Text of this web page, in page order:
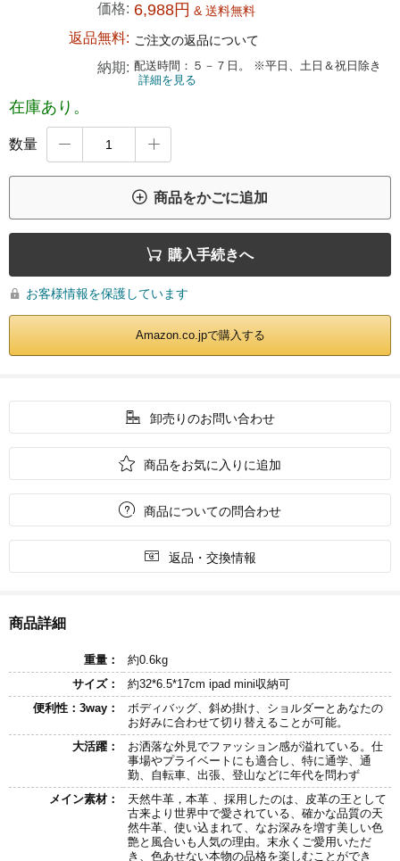
価格: 6,988円 & 送料無料
返品無料: ご注文の返品について
納期: 配送時間：５－７日。 ※平日、土日＆祝日除き
詳細を見る
在庫あり。
数量  
 商品をかごに追加
 購入手続きへ
 お客様情報を保護しています
Amazon.co.jpで購入する
 卸売りのお問い合わせ
 商品をお気に入りに追加
 商品についての問合わせ
 返品・交換情報
商品詳細
重量：
約0.6kg
サイズ：
約32*6.5*17cm ipad mini収納可
便利性：3way：
ボディバッグ、斜め掛け、ショルダーとあなたの
お好みに合わせて切り替えることが可能。
大活躍：
お洒落な外見でファッション感が溢れている。仕
事場やプライベートにも適合し、特に通学、通
勤、自転車、出張、登山などに年代を問わず
メイン素材：
天然牛革，本革 、採用したのは、皮革の王として
古来より世界中で愛されている、確かな品質の天
然牛革、使い込まれて、なお深みを増す美しい色
艶と風合いも人気の理由。末永くご愛用いただ
き、色あせない本物の品格を楽しむことができ